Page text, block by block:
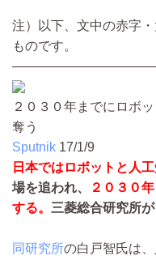
注）以下、文中の赤字
ものです。
２０３０年までにロボ
奪う
Sputnik 17/1/9
日本ではロボットと人
場を追われ、
２０３０
する。 三菱総合研究所
同研究所の白戸智氏は